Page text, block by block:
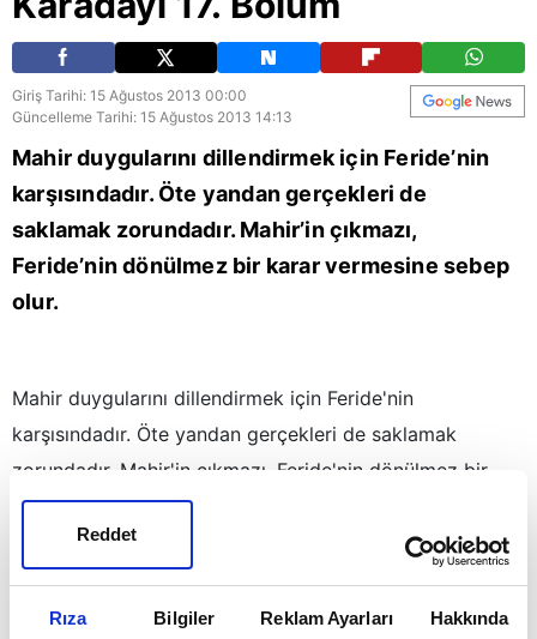
Rıza Bilgiler Reklam Ayarları Hakkında
Reddet
Giriş Tarihi: 15 Ağustos 2013 00:00
Güncelleme Tarihi: 15 Ağustos 2013 14:13
Mahir duygularını dillendirmek için Feride’nin
karşısındadır. Öte yandan gerçekleri de
saklamak zorundadır. Mahir’in çıkmazı,
Feride’nin dönülmez bir karar vermesine sebep
olur.
Mahir duygularını dillendirmek için Feride'nin
karşısındadır. Öte yandan gerçekleri de saklamak
zorundadır. Mahir'in çıkmazı, Feride'nin dönülmez bir
karar vermesine sebep olur.
Duruşmaya saatler kala herkes kozlarını oynamaya
başlar. Mahir Serra'nın kaybolan ifadesinin peşine düşer.
Turgut ise Nazif'i çapraz ateşe alır. Hapishanede Nazif'e